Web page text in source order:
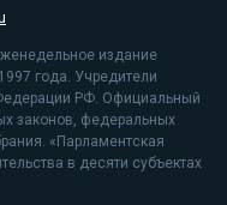
издание
года. Учредители
РФ. Официальный
законов, федеральных
«Парламентская
в десяти субъектах